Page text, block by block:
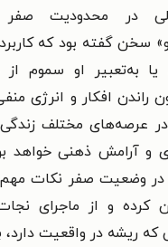
در محدودیت صفر
سخن گفته بود که
یا به‌تعبیر او سموم
راندن افکار و انرژی
عرصه‌های مختلف
و آرامش ذهنی خواهد
وضعیت صفر نکات
کرده و از ماجرای
که ریشه در واقعیت